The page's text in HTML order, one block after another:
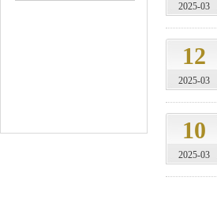
2025-03
12
2025-03
10
2025-03